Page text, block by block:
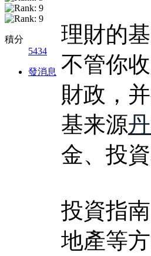
積分
5434
發消息
理財的
不管你
財政，
基来源
金、投
投資指
地產等